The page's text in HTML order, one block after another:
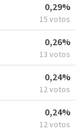
0,29%
15 votos
0,26%
13 votos
0,24%
12 votos
0,24%
12 votos